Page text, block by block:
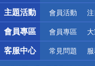
詐騙網頁
主題活動 會員活動
會員專區 會員專區
客服中心 常見問題